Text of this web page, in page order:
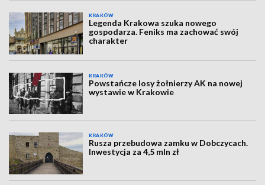
KRAKÓW
Legenda Krakowa szuka nowego
gospodarza. Feniks ma zachować swój
charakter
KRAKÓW
Powstańcze losy żołnierzy AK na nowej
wystawie w Krakowie
KRAKÓW
Rusza przebudowa zamku w Dobczycach.
Inwestycja za 4,5 mln zł